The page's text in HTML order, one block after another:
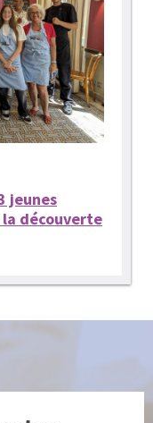
jeunes
la découverte